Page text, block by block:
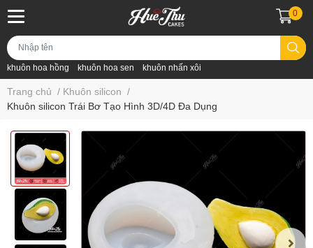
khuôn hoa hồng khuôn hoa sen khuôn nhấn xôi
0
Trang chủ / Khuôn silicon /
Khuôn silicon Trái Bơ Tạo Hình 3D/4D Đa Dụng